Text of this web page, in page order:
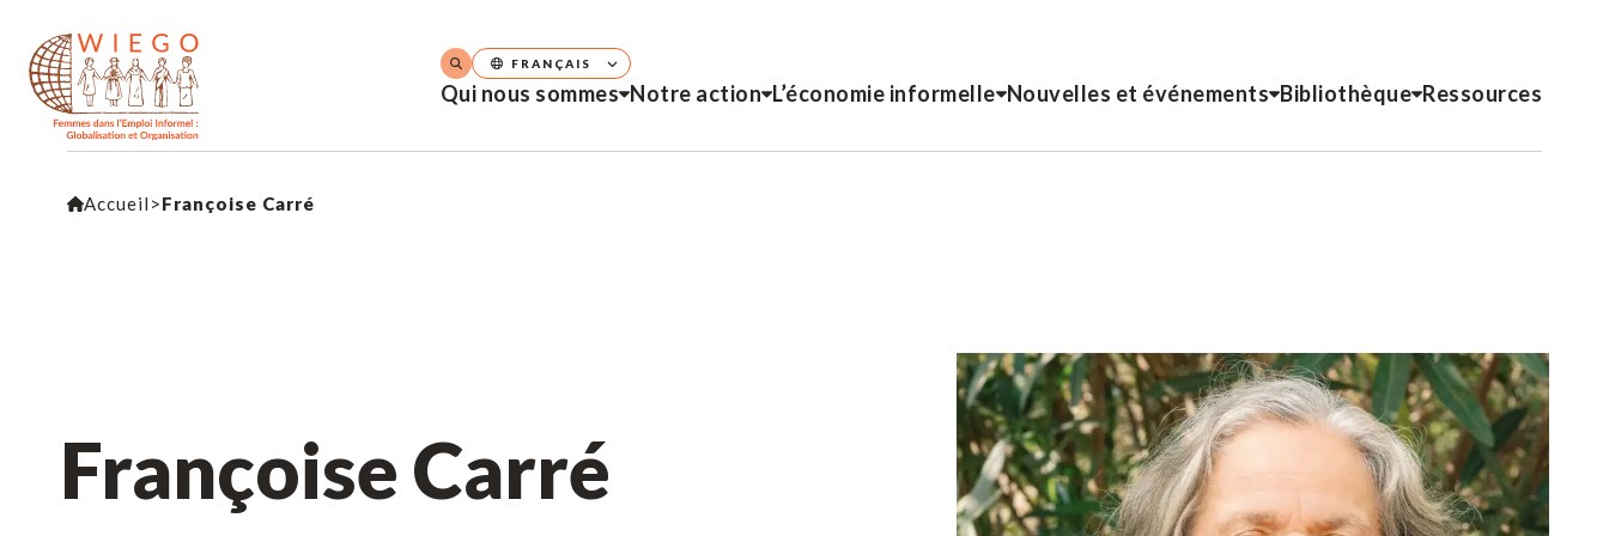
Qui nous sommes Notre action L’économie informelle Nouvelles et événements Bibliothèque Ressources
FRANÇAIS
Accueil >Françoise Carré
Françoise Carré